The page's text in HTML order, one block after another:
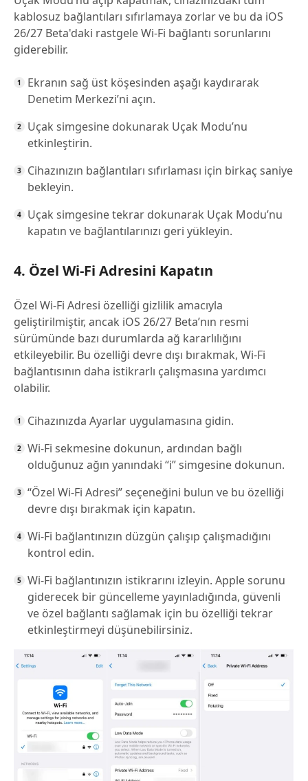
kablosuz bağlantıları sıfırlamaya zorlar ve bu da iOS
26/27 Beta'daki rastgele Wi-Fi bağlantı sorunlarını
giderebilir.
Ekranın sağ üst köşesinden aşağı kaydırarak
Denetim Merkezi’ni açın.
Uçak simgesine dokunarak Uçak Modu’nu
etkinleştirin.
Cihazınızın bağlantıları sıfırlaması için birkaç saniye
bekleyin.
Uçak simgesine tekrar dokunarak Uçak Modu’nu
kapatın ve bağlantılarınızı geri yükleyin.
4. Özel Wi-Fi Adresini Kapatın
Özel Wi-Fi Adresi özelliği gizlilik amacıyla
geliştirilmiştir, ancak iOS 26/27 Beta’nın resmi
sürümünde bazı durumlarda ağ kararlılığını
etkileyebilir. Bu özelliği devre dışı bırakmak, Wi-Fi
bağlantısının daha istikrarlı çalışmasına yardımcı
olabilir.
Cihazınızda Ayarlar uygulamasına gidin.
Wi-Fi sekmesine dokunun, ardından bağlı
olduğunuz ağın yanındaki “i” simgesine dokunun.
“Özel Wi-Fi Adresi” seçeneğini bulun ve bu özelliği
devre dışı bırakmak için kapatın.
Wi-Fi bağlantınızın düzgün çalışıp çalışmadığını
kontrol edin.
Wi-Fi bağlantınızın istikrarını izleyin. Apple sorunu
giderecek bir güncelleme yayınladığında, güvenli
ve özel bağlantı sağlamak için bu özelliği tekrar
etkinleştirmeyi düşünebilirsiniz.